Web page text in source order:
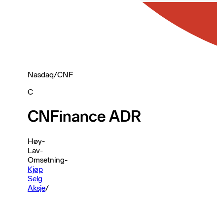
Nasdaq/CNF
C
CNFinance ADR
Høy-
Lav-
Omsetning-
Kjøp
Selg
Aksje/